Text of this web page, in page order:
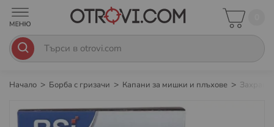
Начало Борба с гризачи Капани за мишки и плъхове
Преминете
към